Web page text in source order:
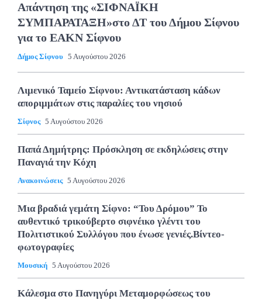
Απάντηση της «ΣΙΦΝΑΪΚΗ
ΣΥΜΠΑΡΑΤΑΞΗ»στο ΔΤ του Δήμου Σίφνου
για το ΕΑΚΝ Σίφνου
Δήμος Σίφνου 5 Αυγούστου 2026
Λιμενικό Ταμείο Σίφνου: Αντικατάσταση κάδων
αποριμμάτων στις παραλίες του νησιού
Σίφνος 5 Αυγούστου 2026
Παπά Δημήτρης: Πρόσκληση σε εκδηλώσεις στην
Παναγιά την Κόχη
Ανακοινώσεις 5 Αυγούστου 2026
Μια βραδιά γεμάτη Σίφνο: “Του Δρόμου” Το
αυθεντικό τρικούβερτο σιφνέικο γλέντι του
Πολιτιστικού Συλλόγου που ένωσε γενιές.Βίντεο-
φωτογραφίες
Μουσική 5 Αυγούστου 2026
Κάλεσμα στο Πανηγύρι Μεταμορφώσεως του